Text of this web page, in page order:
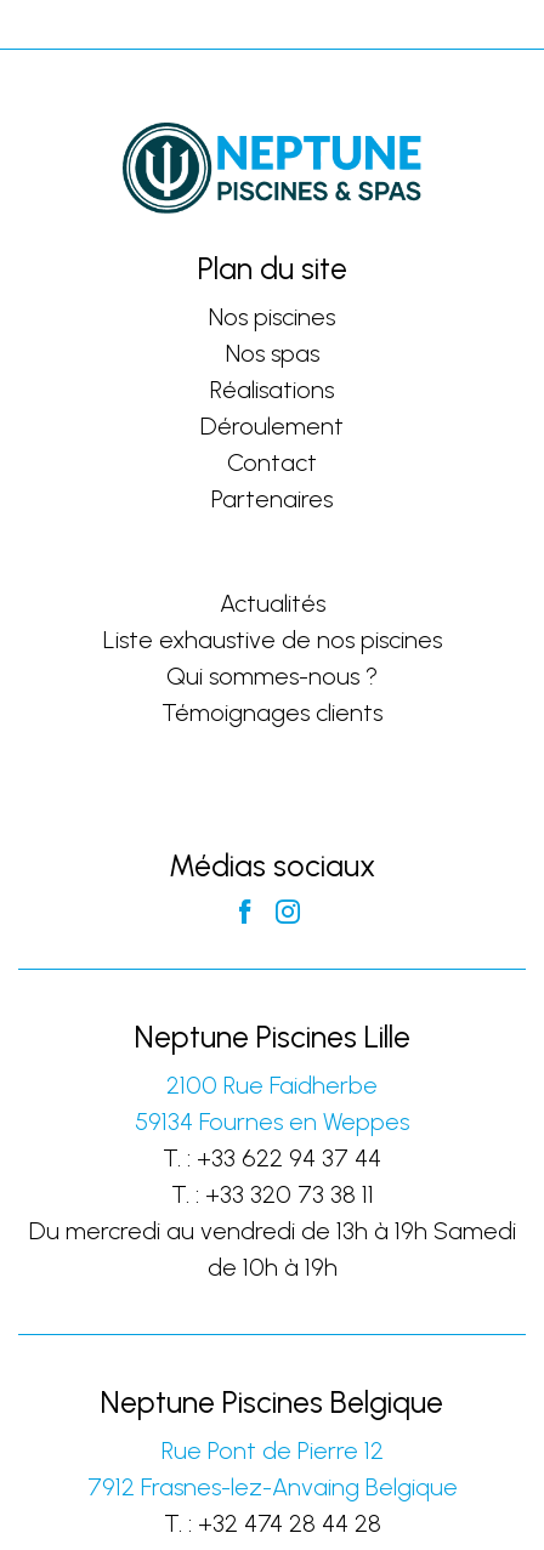
Plan du site
Nos piscines
Nos spas
Réalisations
Déroulement
Contact
Partenaires
Actualités
Liste exhaustive de nos piscines
Qui sommes-nous ?
Témoignages clients
Médias sociaux
Neptune Piscines Lille
2100 Rue Faidherbe
59134 Fournes en Weppes
T. : +33 622 94 37 44
T. : +33 320 73 38 11
Du mercredi au vendredi de 13h à 19h Samedi
de 10h à 19h
Neptune Piscines Belgique
Rue Pont de Pierre 12
7912 Frasnes-lez-Anvaing Belgique
T. : +32 474 28 44 28